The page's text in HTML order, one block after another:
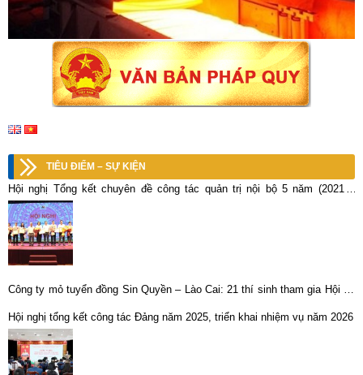
TIÊU ĐIỂM – SỰ KIỆN
Hội nghị Tổng kết chuyên đề công tác quản trị nội bộ 5 năm (2021 –
2025)
Công ty mỏ tuyển đồng Sin Quyền – Lào Cai: 21 thí sinh tham gia Hội thi
Hội nghị tổng kết công tác Đảng năm 2025, triển khai nhiệm vụ năm 2026